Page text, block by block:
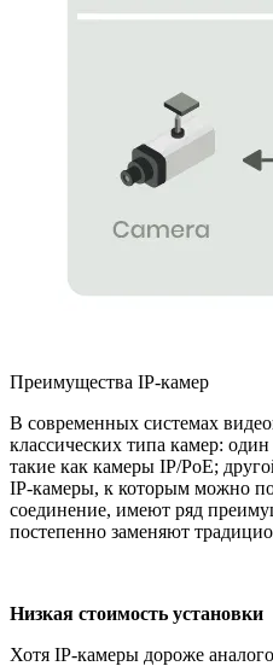
Преимущества IP-камер
В современных системах
классических типа камер:
такие как камеры IP/PoE;
IP-камеры, к которым можно
соединение, имеют ряд
постепенно заменяют
Низкая стоимость установки
Хотя IP-камеры дороже